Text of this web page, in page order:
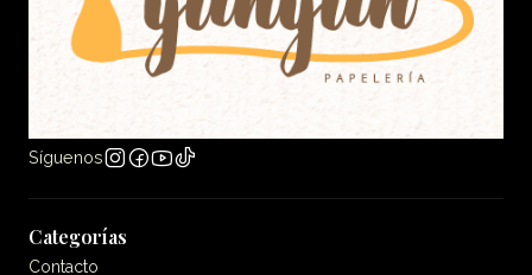
Síguenos
Categorías
Contacto